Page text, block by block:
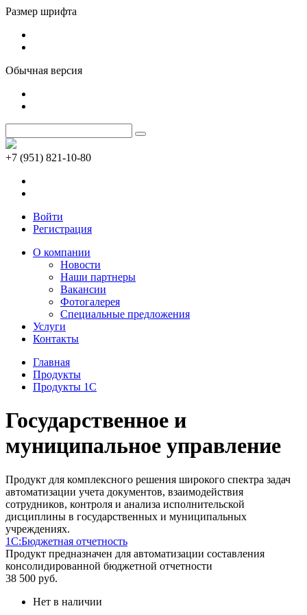
Размер шрифта
Обычная версия
+7 (951) 821-10-80
Войти
Регистрация
О компании
Новости
Наши партнеры
Вакансии
Фотогалерея
Специальные предложения
Услуги
Контакты
Главная
Продукты
Продукты 1С
Государственное и
муниципальное управление
Продукт для комплексного решения широкого спектра задач
автоматизации учета документов, взаимодействия
сотрудников, контроля и анализа исполнительской
дисциплины в государственных и муниципальных
учреждениях.
1С:Бюджетная отчетность
Продукт предназначен для автоматизации составления
консолидированной бюджетной отчетности
38 500 руб.
Нет в наличии